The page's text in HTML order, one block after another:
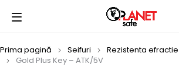
Prima pagină Seifuri
Rezistenta efractie
Gold Plus Key – ATK/5V